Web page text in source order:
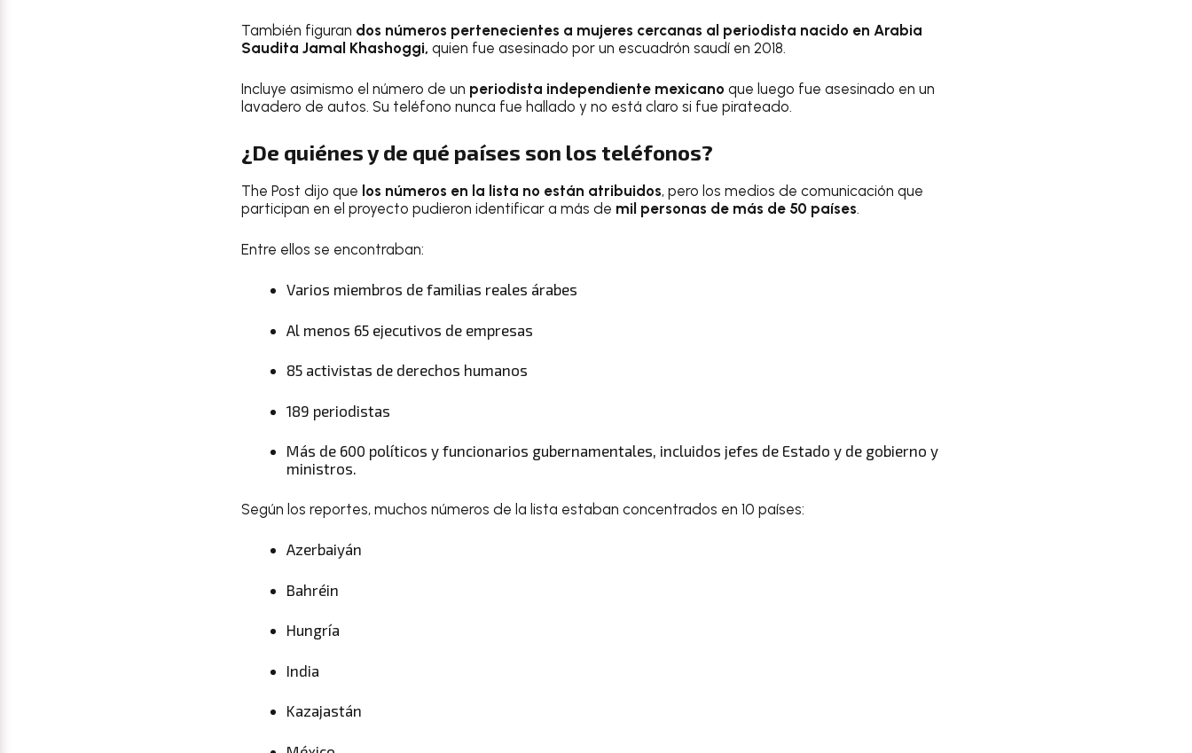
También figuran dos números pertenecientes a mujeres cercanas al periodista nacido en Arabia
Saudita Jamal Khashoggi, quien fue asesinado por un escuadrón saudí en 2018.
Incluye asimismo el número de un periodista independiente mexicano que luego fue asesinado en un
lavadero de autos. Su teléfono nunca fue hallado y no está claro si fue pirateado.
¿De quiénes y de qué países son los teléfonos?
The Post dijo que los números en la lista no están atribuidos, pero los medios de comunicación que
participan en el proyecto pudieron identificar a más de mil personas de más de 50 países.
Entre ellos se encontraban:
Varios miembros de familias reales árabes
Al menos 65 ejecutivos de empresas
85 activistas de derechos humanos
189 periodistas
Más de 600 políticos y funcionarios gubernamentales, incluidos jefes de Estado y de gobierno y
ministros.
Según los reportes, muchos números de la lista estaban concentrados en 10 países:
Azerbaiyán
Bahréin
Hungría
India
Kazajastán